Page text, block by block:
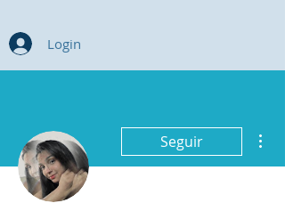
Login
Seguir